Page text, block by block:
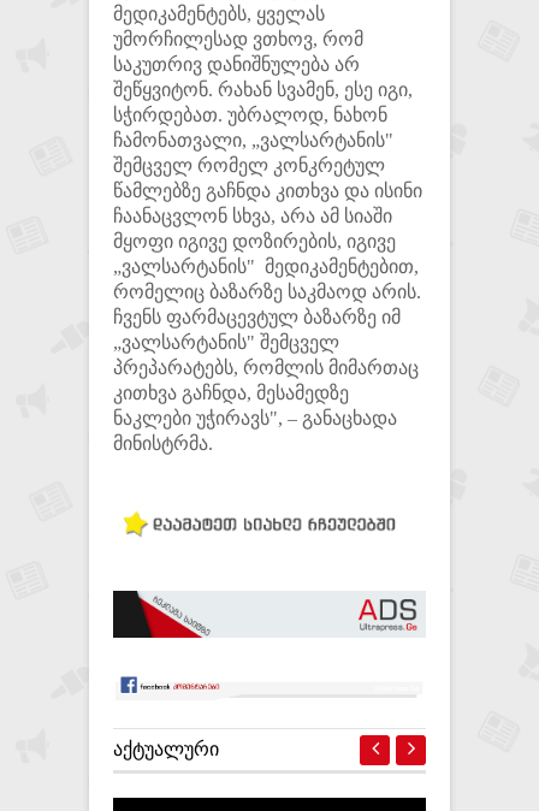
მედიკამენტებს, ყველას
უმორჩილესად ვთხოვ, რომ
საკუთრივ დანიშნულება არ
შეწყვიტონ. რახან სვამენ, ესე იგი,
სჭირდებათ. უბრალოდ, ნახონ
ჩამონათვალი, „ვალსარტანის"
შემცველ რომელ კონკრეტულ
წამლებზე გაჩნდა კითხვა და ისინი
ჩაანაცვლონ სხვა, არა ამ სიაში
მყოფი იგივე დოზირების, იგივე
„ვალსარტანის" მედიკამენტებით,
რომელიც ბაზარზე საკმაოდ არის.
ჩვენს ფარმაცევტულ ბაზარზე იმ
„ვალსარტანის" შემცველ
პრეპარატებს, რომლის მიმართაც
კითხვა გაჩნდა, მესამედზე
ნაკლები უჭირავს", – განაცხადა
მინისტრმა.
ᲐᲥᲢᲣᲐᲚᲣᲠᲘ